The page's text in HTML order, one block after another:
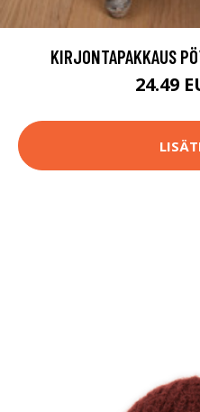
KIRJONTAPAKKAUS
24.49